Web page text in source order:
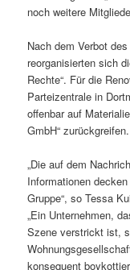
noch weitere
Nach dem Verbot
reorganisierten sich
Rechte“. Für die
Parteizentrale in
offenbar auf
GmbH“ zurückgreifen.
„Die auf dem
Informationen
Gruppe“, so Tessa
„Ein Unternehmen,
Szene verstrickt ist,
konsequent